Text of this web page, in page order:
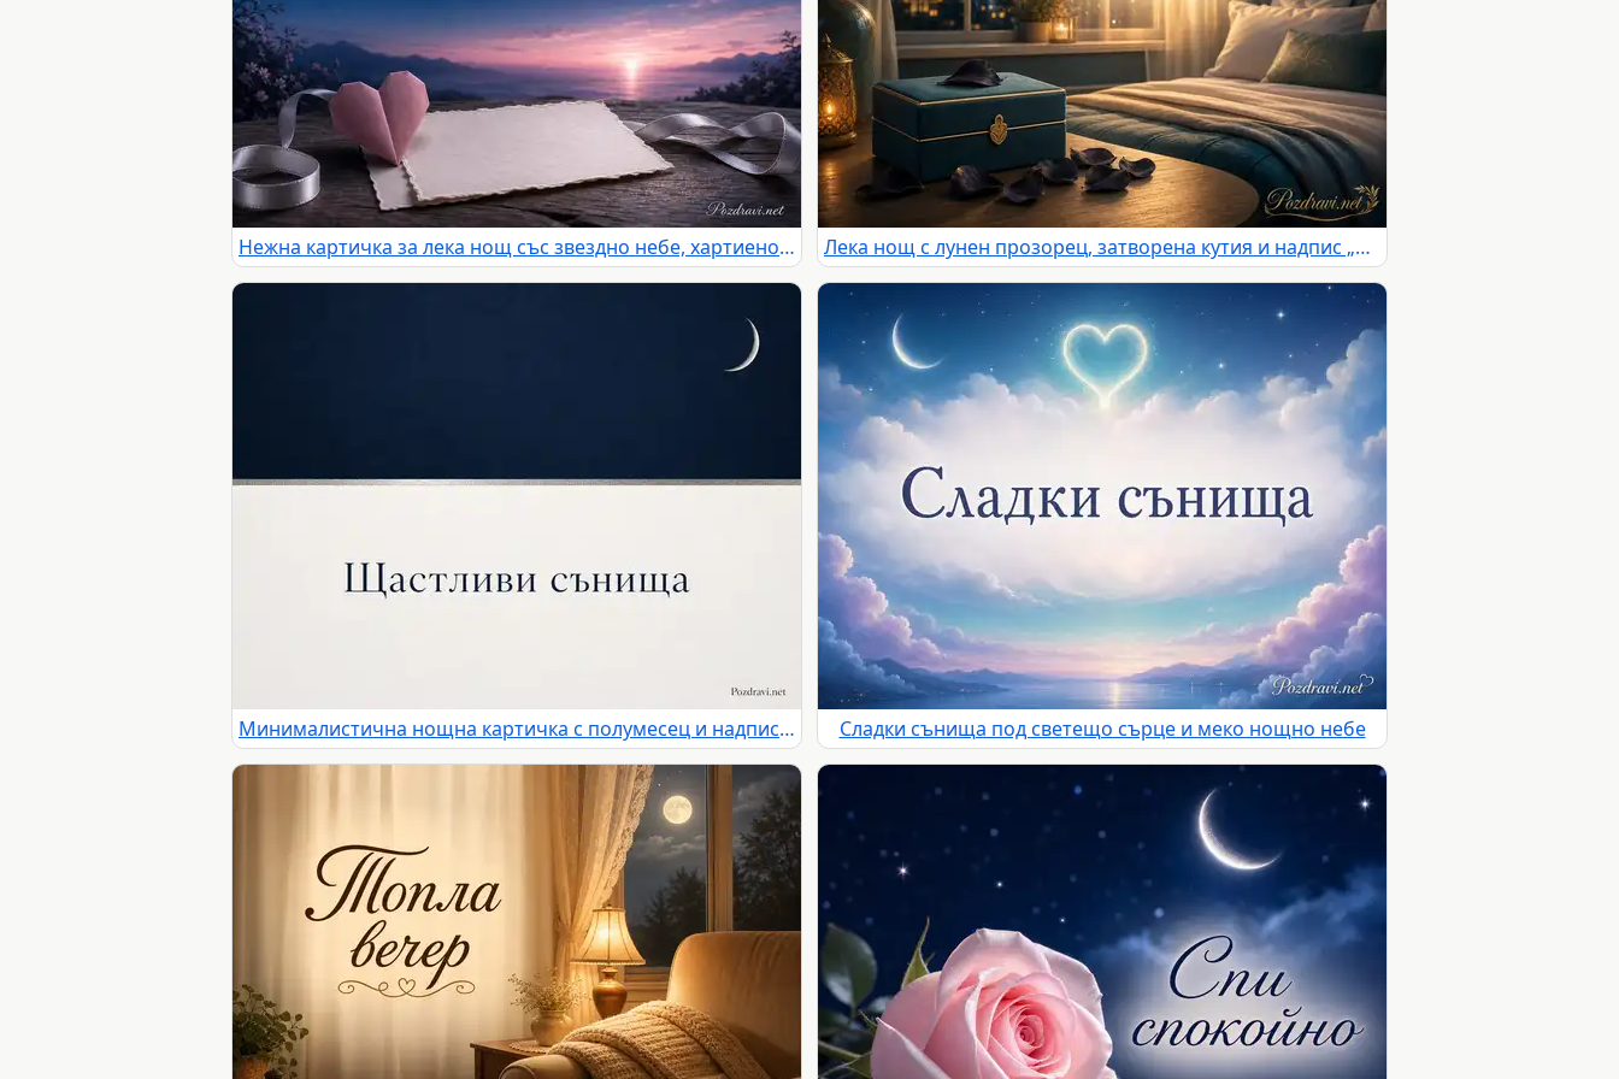
Нежна картичка за лека нощ със звездно небе, хартиено сърце и надпис за сладки сънища Лека нощ с лунен прозорец, затворена кутия и надпис „Утре ще е светло“
Минималистична нощна картичка с полумесец и надпис „Щастливи сънища“ Сладки сънища под светещо сърце и меко нощно небе